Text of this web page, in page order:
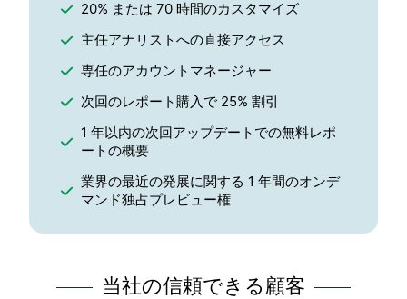
20% または 70 時間のカスタマイズ
主任アナリストへの直接アクセス
専任のアカウントマネージャー
次回のレポート購入で 25% 割引
1 年以内の次回アップデートでの無料レポ
ートの概要
業界の最近の発展に関する 1 年間のオンデ
マンド独占プレビュー権
当社の信頼できる顧客